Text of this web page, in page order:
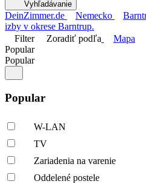
Vyhľadávanie
DeinZimmer.de Nemecko
izby v okrese Barntrup.
Filter
Zoradiť podľa
Mapa
Popular
Popular
Popular
W-LAN
TV
Zariadenia na varenie
Oddelené postele